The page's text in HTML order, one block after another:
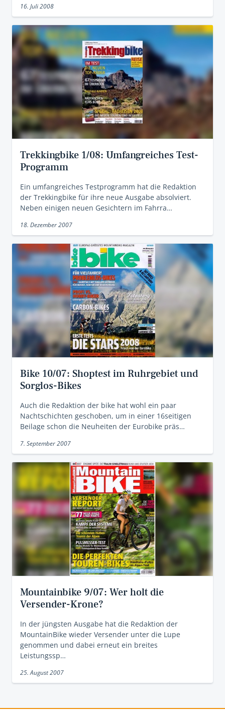
16. Juli 2008
Trekkingbike 1/08: Umfangreiches Test-
Programm
Ein umfangreiches Testprogramm hat die Redaktion
der Trekkingbike für ihre neue Ausgabe absolviert.
Neben einigen neuen Gesichtern im Fahrra…
18. Dezember 2007
Bike 10/07: Shoptest im Ruhrgebiet und
Sorglos-Bikes
Auch die Redaktion der bike hat wohl ein paar
Nachtschichten geschoben, um in einer 16seitigen
Beilage schon die Neuheiten der Eurobike präs…
7. September 2007
Mountainbike 9/07: Wer holt die
Versender-Krone?
In der jüngsten Ausgabe hat die Redaktion der
MountainBike wieder Versender unter die Lupe
genommen und dabei erneut ein breites
Leistungssp…
25. August 2007